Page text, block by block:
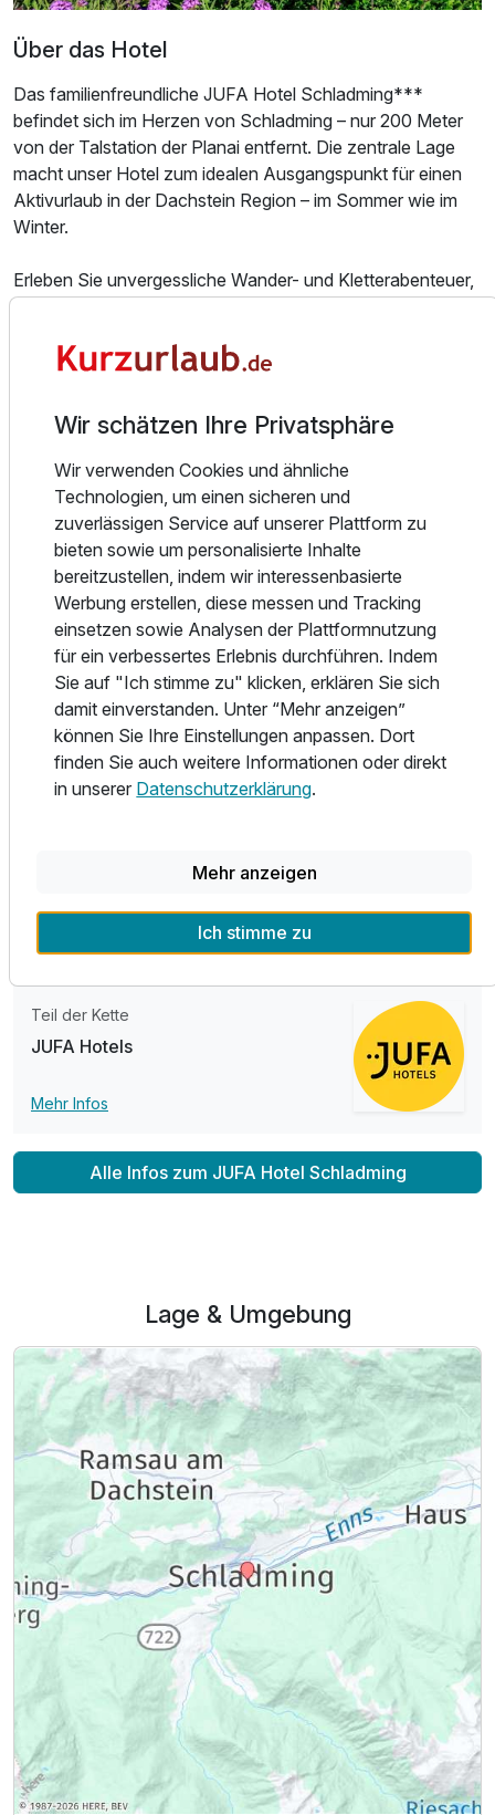
Ausstattung
Für 5 Tage
Einzelzimmer
Ausstattung
Ausstattung
Für 5 Tage p.P. ab 349,00 €
Familienzimmer B
2 Erwachsene und 2 Kinder
Über das Hotel
Das familienfreundliche JUFA Hotel Schladming***
befindet sich im Herzen von Schladming – nur 200 Meter
von der Talstation der Planai entfernt. Die zentrale Lage
macht unser Hotel zum idealen Ausgangspunkt für einen
Aktivurlaub in der Dachstein Region – im Sommer wie im
Winter.
Erleben Sie unvergessliche Wander- und Kletterabenteuer,
gehen Sie Mountainbiken oder genießen Sie entspannte
Dachsteinmassiv. Ob sportlich oder gemütlich – die Region
Für Spaß und Bewegung sorgt unser hoteleigener Indoor-
Erlebnisbereich mit Kletterwand und Tischtennis. Kinder
freuen sich über den Spielplatz direkt beim Hotel, während
Erwachsene in der Finnischen Sauna, dem Dampfbad oder
der Infrarotkabine entspannen. Nach einem aktiven Tag
laden wir Sie ein, in unserem gemütlichen Café einen frisch
gebrühten Kaffee mit hausgemachtem Kuchen zu
genießen.
Dank der zentralen Lage ist auch die lebendige Innenstadt
von Schladming in wenigen Schritten erreichbar – ideal für
einen abendlichen Stadtbummel mit der ganzen Familie.
Freuen Sie sich auf eine große Auswahl an modernen und
Hotel kostenfreies WLAN zur Verfügung. Das JUFA Hotel
Schladming*** ist zudem barrierefrei und somit auch für
Gäste mit besonderen Bedürfnissen bestens geeignet.
Teil der Kette
JUFA Hotels
Mehr Infos
Alle Infos zum JUFA Hotel Schladming
Lage & Umgebung
Wir schätzen Ihre Privatsphäre
Wir verwenden Cookies und ähnliche
Technologien, um einen sicheren und
zuverlässigen Service auf unserer Plattform zu
bieten sowie um personalisierte Inhalte
bereitzustellen, indem wir interessenbasierte
Werbung erstellen, diese messen und Tracking
einsetzen sowie Analysen der Plattformnutzung
für ein verbessertes Erlebnis durchführen. Indem
Sie auf "Ich stimme zu" klicken, erklären Sie sich
damit einverstanden. Unter “Mehr anzeigen”
können Sie Ihre Einstellungen anpassen. Dort
finden Sie auch weitere Informationen oder direkt
in unserer Datenschutzerklärung.
Mehr anzeigen
Ich stimme zu